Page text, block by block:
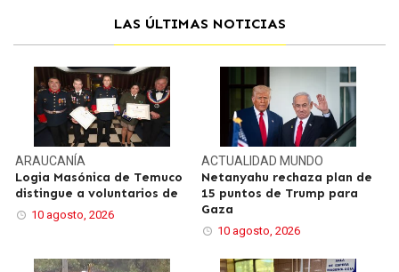
LAS ÚLTIMAS NOTICIAS
ARAUCANÍA
Logia Masónica de Temuco
distingue a voluntarios de
10 agosto, 2026
ACTUALIDAD MUNDO
Netanyahu rechaza plan de
15 puntos de Trump para
Gaza
10 agosto, 2026